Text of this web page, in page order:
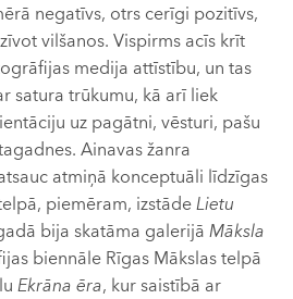
negatīvs, otrs cerīgi pozitīvs,
vilšanos. Vispirms acīs krīt
medija attīstību, un tas
satura trūkumu, kā arī liek
uz pagātni, vēsturi, pašu
Ainavas žanra
atmiņā konceptuāli līdzīgas
piemēram, izstādeLietu
bija skatāma galerijā Māksla
biennāle Rīgas Mākslas telpā
Ekrāna ēra, kur saistībā ar